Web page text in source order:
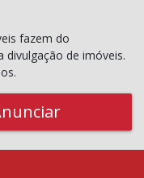
fazem do
de imóveis.